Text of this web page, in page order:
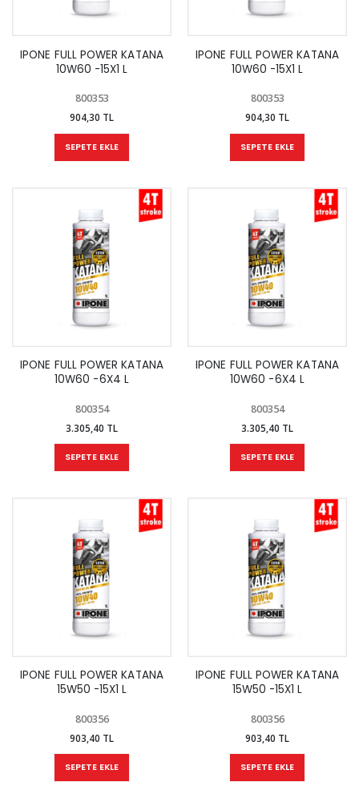
IPONE FULL POWER KATANA
10W60 -15X1 L
800353
904,30 TL
SEPETE EKLE
IPONE FULL POWER KATANA
10W60 -15X1 L
800353
904,30 TL
SEPETE EKLE
IPONE FULL POWER KATANA
10W60 -6X4 L
800354
3.305,40 TL
SEPETE EKLE
IPONE FULL POWER KATANA
10W60 -6X4 L
800354
3.305,40 TL
SEPETE EKLE
IPONE FULL POWER KATANA
15W50 -15X1 L
800356
903,40 TL
SEPETE EKLE
IPONE FULL POWER KATANA
15W50 -15X1 L
800356
903,40 TL
SEPETE EKLE